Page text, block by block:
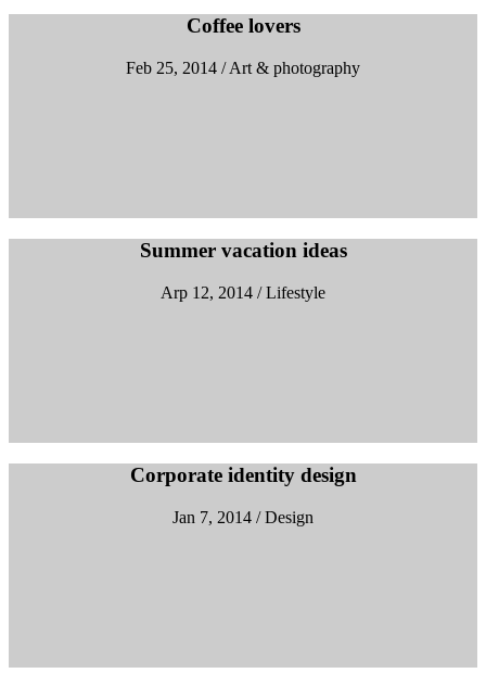
Coffee lovers
Feb 25, 2014 / Art & photography
Summer vacation ideas
Arp 12, 2014 / Lifestyle
Corporate identity design
Jan 7, 2014 / Design